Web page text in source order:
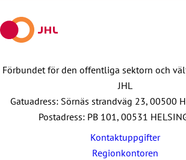
Förbundet för den offentliga sektorn och
JHL
Gatuadress: Sörnäs strandväg 23, 00500
Postadress: PB 101, 00531
Kontaktuppgifter
Regionkontoren